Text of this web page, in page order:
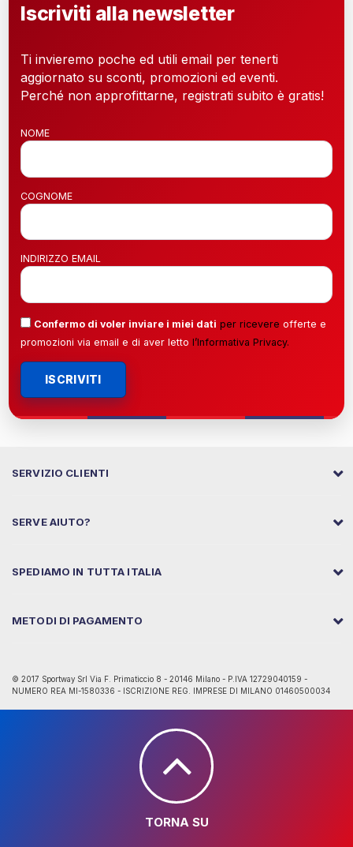
Iscriviti alla newsletter
Ti invieremo poche ed utili email per tenerti
aggiornato su sconti, promozioni ed eventi.
Perché non approfittarne, registrati subito è gratis!
NOME
COGNOME
INDIRIZZO EMAIL
Confermo di voler inviare i miei dati per ricevere offerte e
promozioni via email e di aver letto l’Informativa Privacy.
ISCRIVITI
SERVIZIO CLIENTI
SERVE AIUTO?
SPEDIAMO IN TUTTA ITALIA
METODI DI PAGAMENTO
© 2017 Sportway Srl Via F. Primaticcio 8 - 20146 Milano - P.IVA 12729040159 -
NUMERO REA MI-1580336 - ISCRIZIONE REG. IMPRESE DI MILANO 01460500034
TORNA SU